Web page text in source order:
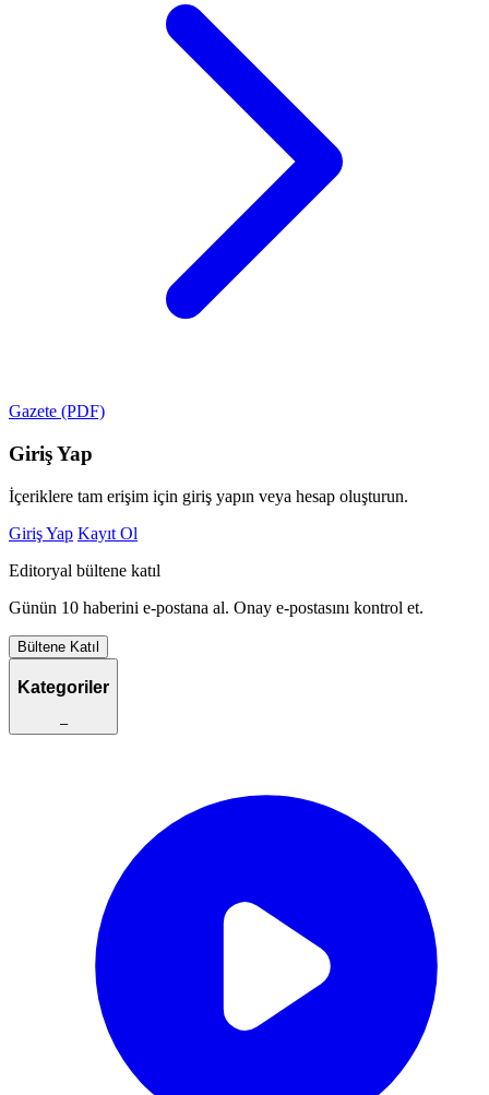
Gazete (PDF)
Giriş Yap
İçeriklere tam erişim için giriş yapın veya hesap oluşturun.
Giriş Yap Kayıt Ol
Editoryal bültene katıl
Günün 10 haberini e-postana al. Onay e-postasını kontrol et.
Bültene Katıl
Kategoriler
–